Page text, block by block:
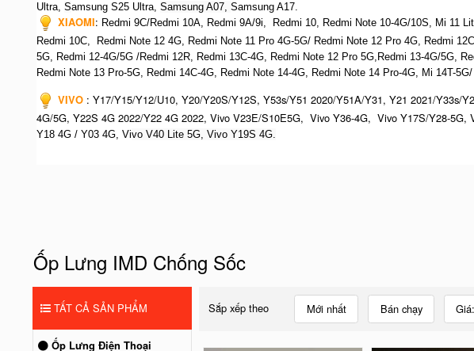
Ultra, Samsung S25 Ultra, Samsung A07, Samsung A17.
XIAOMI: Redmi 9C/Redmi 10A, Redmi 9A/9i, Redmi 10, Redmi Note 10-4G/10S, Mi 11
Redmi 10C, Redmi Note 12 4G, Redmi Note 11 Pro 4G-5G/ Redmi Note 12 Pro 4G, Redmi
5G, Redmi 12-4G/5G /Redmi 12R, Redmi 13C-4G, Redmi Note 12 Pro 5G,Redmi 13-4G/5G,
Redmi Note 13 Pro-5G, Redmi 14C-4G, Redmi Note 14-4G, Redmi Note 14 Pro-4G, Mi 14T-
VIVO : Y17/Y15/Y12/U10, Y20/Y20S/Y12S, Y53s/Y51 2020/Y51A/Y31, Y21 2021/Y33s/
4G/5G, Y22S 4G 2022/Y22 4G 2022, Vivo V23E/S10E5G, Vivo Y36-4G, Vivo Y17S/Y28-5G,
Y18 4G / Y03 4G, Vivo V40 Lite 5G, Vivo Y19S 4G.
Ốp Lưng IMD Chống Sốc
TẤT CẢ SẢN PHẨM
Ốp Lưng Điện Thoại
Sắp xếp theo Mới nhất Bán chạy